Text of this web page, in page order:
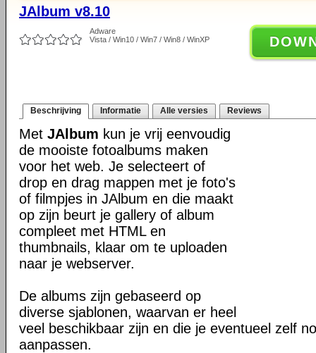
JAlbum v8.10
Adware
Vista / Win10 / Win7 / Win8 / WinXP
Beschrijving Informatie Alle versies Reviews
Met JAlbum kun je vrij eenvoudig
de mooiste fotoalbums maken
voor het web. Je selecteert of
drop en drag mappen met je foto's
of filmpjes in JAlbum en die maakt
op zijn beurt je gallery of album
compleet met HTML en
thumbnails, klaar om te uploaden
naar je webserver.
De albums zijn gebaseerd op
diverse sjablonen, waarvan er heel
veel beschikbaar zijn en die je eventueel zelf
aanpassen.